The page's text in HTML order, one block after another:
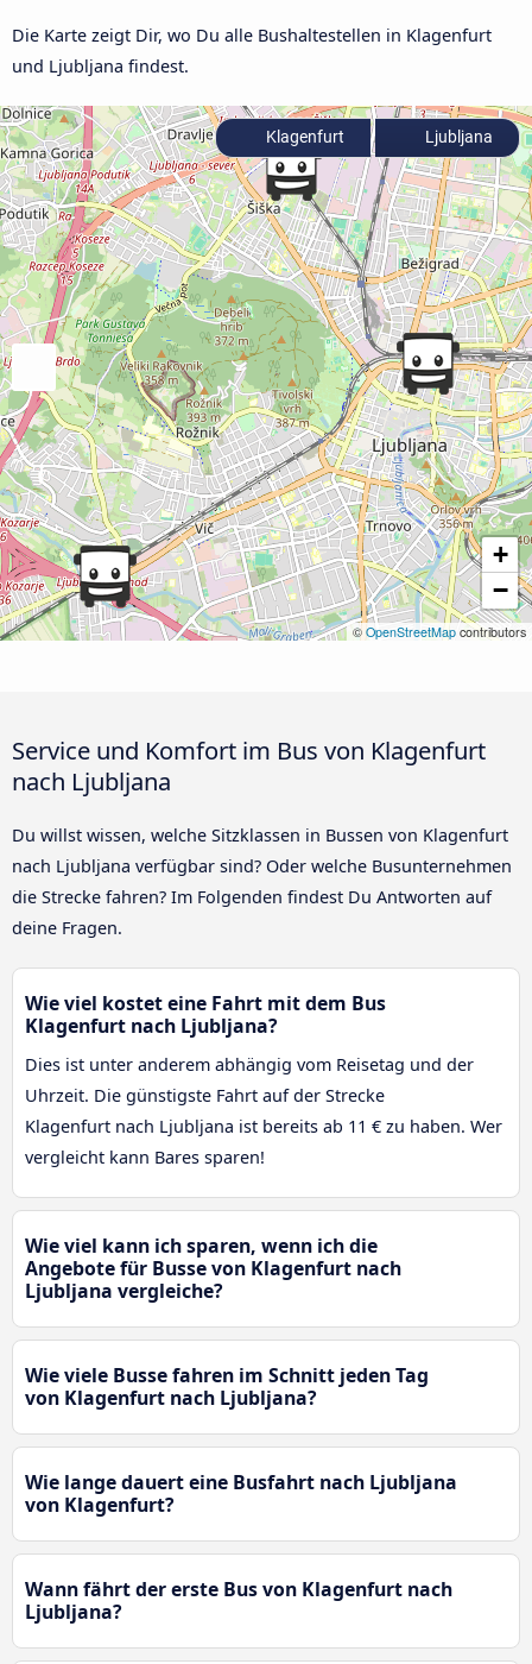
Die Karte zeigt Dir, wo Du alle Bushaltestellen in Klagenfurt
und Ljubljana findest.
+
−
© OpenStreetMap contributors
Klagenfurt Ljubljana
Service und Komfort im Bus von Klagenfurt
nach Ljubljana
Du willst wissen, welche Sitzklassen in Bussen von Klagenfurt
nach Ljubljana verfügbar sind? Oder welche Busunternehmen
die Strecke fahren? Im Folgenden findest Du Antworten auf
deine Fragen.
Wie viel kostet eine Fahrt mit dem Bus
Klagenfurt nach Ljubljana?
Dies ist unter anderem abhängig vom Reisetag und der
Uhrzeit. Die günstigste Fahrt auf der Strecke
Klagenfurt nach Ljubljana ist bereits ab 11 € zu haben. Wer
vergleicht kann Bares sparen!
Wie viel kann ich sparen, wenn ich die
Angebote für Busse von Klagenfurt nach
Ljubljana vergleiche?
Wie viele Busse fahren im Schnitt jeden Tag
von Klagenfurt nach Ljubljana?
Wie lange dauert eine Busfahrt nach Ljubljana
von Klagenfurt?
Wann fährt der erste Bus von Klagenfurt nach
Ljubljana?